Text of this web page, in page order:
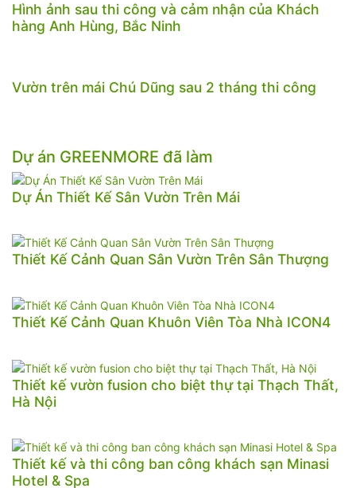
Hình ảnh sau thi công và cảm nhận của Khách
hàng Anh Hùng, Bắc Ninh
Vườn trên mái Chú Dũng sau 2 tháng thi công
Dự án GREENMORE đã làm
Dự Án Thiết Kế Sân Vườn Trên Mái
Thiết Kế Cảnh Quan Sân Vườn Trên Sân Thượng
Thiết Kế Cảnh Quan Khuôn Viên Tòa Nhà ICON4
Thiết kế vườn fusion cho biệt thự tại Thạch Thất,
Hà Nội
Thiết kế và thi công ban công khách sạn Minasi
Hotel & Spa